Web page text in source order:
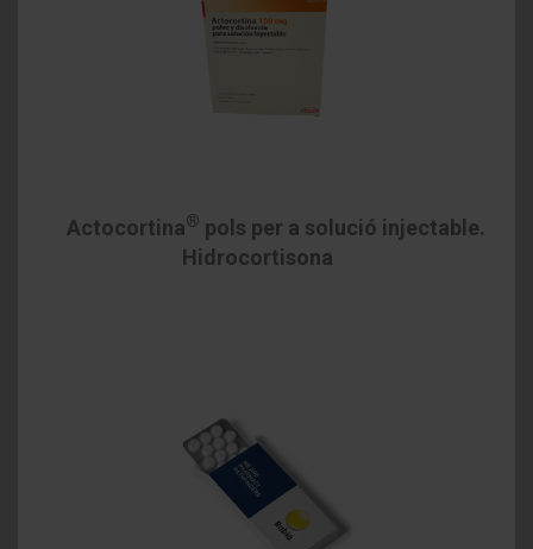
Actocortina® pols per a solució injectable.
Hidrocortisona